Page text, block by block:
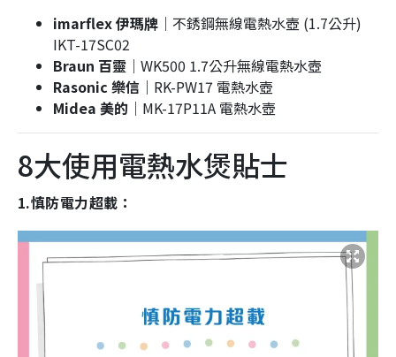
imarflex 伊瑪牌 ｜不銹鋼無線電熱水壺 (1.7公升)
IKT-17SC02
Braun 百靈 ｜WK500 1.7公升無線電熱水壺
Rasonic 樂信 ｜RK-PW17 電熱水壺
Midea 美的 ｜MK-17P11A 電熱水壺
8大使用電熱水煲貼士
1.慎防電力超載：